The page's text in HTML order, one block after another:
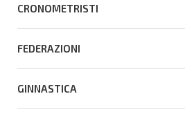
CRONOMETRISTI
FEDERAZIONI
GINNASTICA